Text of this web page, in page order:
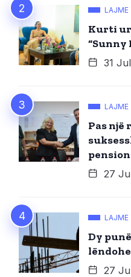
LAJME
Kurti
“Sunny
31
LAJME
Pas
27
LAJME
Dy
27